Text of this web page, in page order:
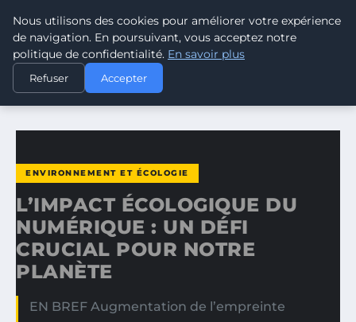
CLIMATE GUARDIAN
ACCUEIL
ENVIRONNEMENT ET ÉCOLOGIE
L’IMPACT ÉCOLOGIQUE DU NUMÉRIQUE : UN DÉFI CRUCIAL…
ENVIRONNEMENT ET ÉCOLOGIE
L’IMPACT ÉCOLOGIQUE DU
NUMÉRIQUE : UN DÉFI
CRUCIAL POUR NOTRE
PLANÈTE
EN BREF Augmentation de l’empreinte
Nous utilisons des cookies pour améliorer votre expérience
de navigation. En poursuivant, vous acceptez notre
politique de confidentialité. En savoir plus
Refuser Accepter